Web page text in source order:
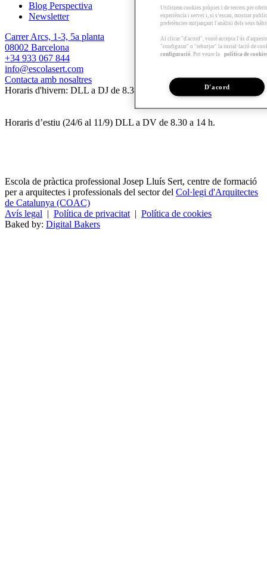
Blog Perspectiva
Newsletter
Carrer Arcs, 1-3, 5a planta
08002 Barcelona
+34 933 067 844
info@escolasert.com
Contacta amb nosaltres
Horaris d'hivern: DLL a DJ de 8.30 a 16.30 h / DV de 8.30 a 14 h.
Horaris d’estiu (24/6 al 11/9) DLL a DV de 8.30 a 14 h.
Escola de pràctica professional Josep Lluís Sert, centre de formació
per a arquitectes i professionals del sector del Col·legi d'Arquitectes
de Catalunya (COAC)
Avís legal | Política de privacitat | Política de cookies
Baked by: Digital Bakers
Utilitzem cookies pròpies i de tercers per
experiència i servei i, si s’escau, mostrar
preferències mitjançant l'anàlisi dels seus
Al clicar "d'acord", vostè accepta l'ús
"configurar" o "rebutjar" la instal·lació de
configuració . Pot veure la política de
D'acord